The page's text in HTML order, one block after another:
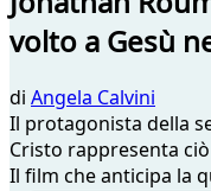
volto a Gesù
di Angela Calvini
Il protagonista della
Cristo rappresenta
Il film che anticipa la